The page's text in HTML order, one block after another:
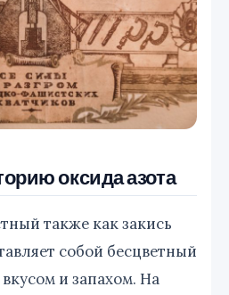
оксида азота
также как закись
собой бесцветный
и запахом. На